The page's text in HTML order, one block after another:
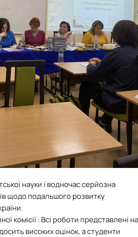
науки і водночас серйозна
щодо подальшого розвитку
комісії : Всі роботи представлені на
високих оцінок, а студенти